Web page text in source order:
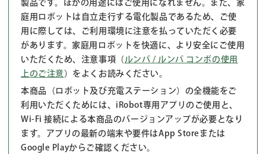
製品です。ほかの用途にはご使用になれません。また、家
庭用ロボットは自立走行する電化製品であるため、ご使
用に際しては、ご利用環境に注意を払っていただく必要
があります。家庭用ロボットを快適に、より安全にご使用
いただくため、注意事項（ ルンバ / ルンバ コンボの使用
上のご注意）をよくお読みください。
本商品（ロボット及び充電ステーション）の全機能をご
利用いただくためには、iRobot専用アプリのご使用と、
Wi-Fi 接続による本商品のバージョンアップが必要となり
ます。アプリの最新の端末や要件はApp Storeまたは
Google Playからご確認ください。